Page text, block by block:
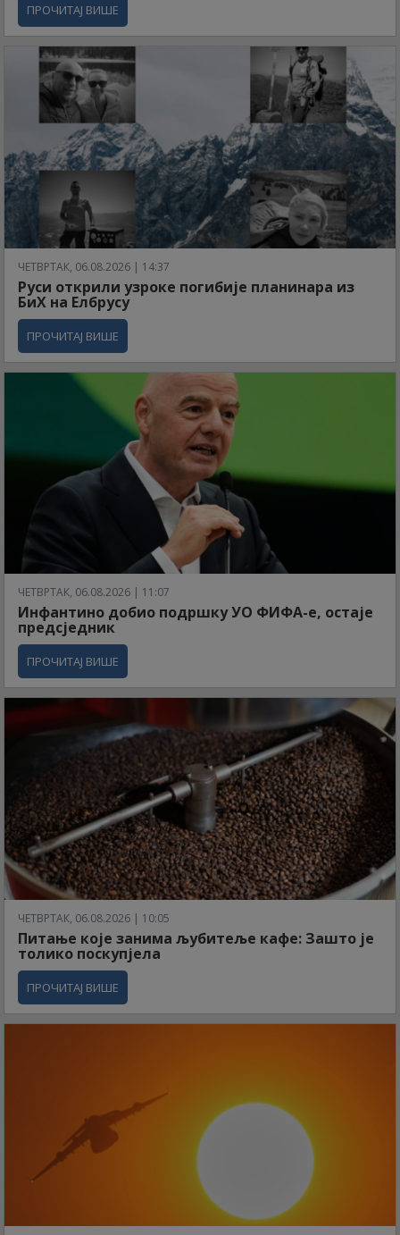
ПРОЧИТАЈ ВИШЕ
ЧЕТВРТАК, 06.08.2026 | 14:37
Руси открили узроке погибије планинара из
БиХ на Елбрусу
ПРОЧИТАЈ ВИШЕ
ЧЕТВРТАК, 06.08.2026 | 11:07
Инфантино добио подршку УО ФИФА-е, остаје
предсједник
ПРОЧИТАЈ ВИШЕ
ЧЕТВРТАК, 06.08.2026 | 10:05
Питање које занима љубитеље кафе: Зашто је
толико поскупјела
ПРОЧИТАЈ ВИШЕ